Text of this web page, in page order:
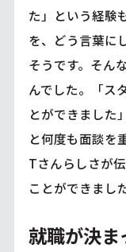
た」という経験
を、どう言葉に
そうです。そん
んでした。「ス
とができました
と何度も面談を
Tさんらしさが
ことができまし
就職が決